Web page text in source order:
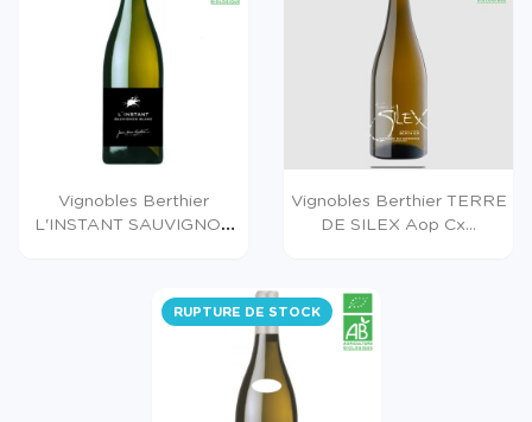
Vignobles Berthier
L'INSTANT SAUVIGNON
Vignobles Berthier TERRE
DE SILEX Aop Cx...
RUPTURE DE STOCK